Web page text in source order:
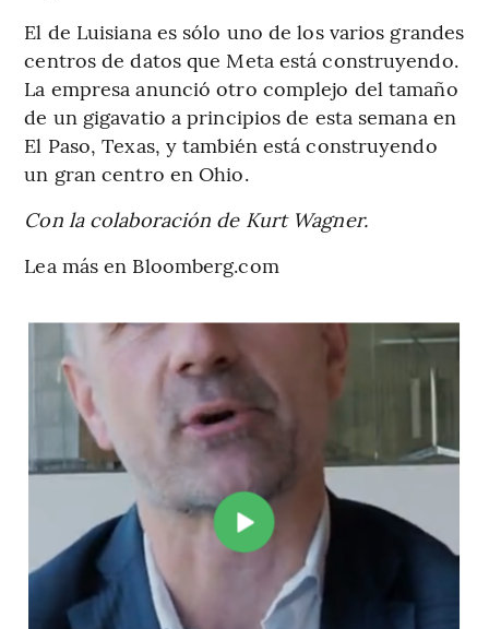
El de Luisiana es sólo uno de los varios grandes
centros de datos que Meta está construyendo.
La empresa anunció otro complejo del tamaño
de un gigavatio a principios de esta semana en
El Paso, Texas, y también está construyendo
un gran centro en Ohio.
Con la colaboración de Kurt Wagner.
Lea más en Bloomberg.com